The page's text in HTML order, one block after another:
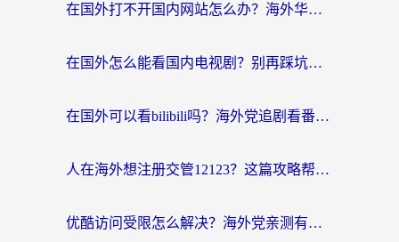
在国外打不开国内网站怎么办？海外华人亲测的回国加速器选择指南
在国外怎么能看国内电视剧？别再踩坑！这篇给你真实解决方案
在国外可以看bilibili吗？海外党追剧看番的终极解决方案来了
人在海外想注册交管12123？这篇攻略帮你搞定（附回国加速神器）
优酷访问受限怎么解决？海外党亲测有效的回国加速方案